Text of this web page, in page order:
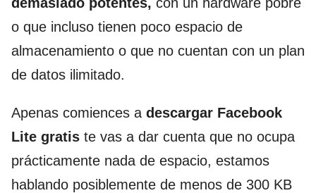
o que incluso tienen poco espacio de
almacenamiento o que no cuentan con un plan
de datos ilimitado.
Apenas comiences a descargar Facebook
Lite gratis te vas a dar cuenta que no ocupa
prácticamente nada de espacio, estamos
hablando posiblemente de menos de 300 KB